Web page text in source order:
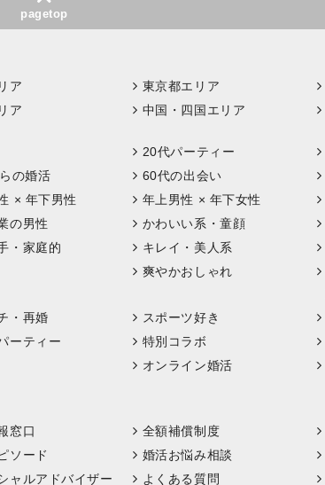
pagetop
ア 東京都エリア
ア 中国・四国エリア
20代パーティー
の婚活 60代の出会い
× 年下男性 年上男性 × 年下女性
の男性 かわいい系・童顔
・家庭的 キレイ・美人系
爽やかおしゃれ
・再婚 スポーツ好き
ーティー 特別コラボ
オンライン婚活
窓口 全額補償制度
ソード 婚活お悩み相談
ャルアドバイザー よくある質問